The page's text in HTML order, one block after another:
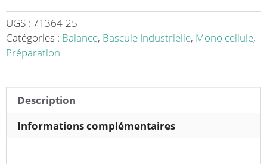
cellule
UGS : 71364-25
Catégories : Balance, Bascule Industrielle, Mono cellule,
Préparation
Description
Informations complémentaires